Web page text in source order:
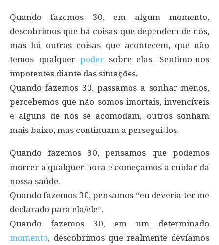
Quando fazemos 30, em algum momento,
descobrimos que há coisas que dependem de nós,
mas há outras coisas que acontecem, que não
temos qualquerpoder sobre elas. Sentimo-nos
impotentes diante das situações.
Quando fazemos 30, passamos a sonhar menos,
percebemos que não somos imortais, invencíveis
e alguns de nós se acomodam, outros sonham
mais baixo, mas continuam a persegui-los.
Quando fazemos 30, pensamos que podemos
morrer a qualquer hora e começamos a cuidar da
nossa saúde.
Quando fazemos 30, pensamos “eu deveria ter me
declarado para ela/ele”.
Quando fazemos 30, em um determinado
momento, descobrimos que realmente devíamos